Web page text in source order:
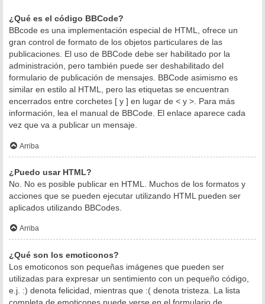
¿Qué es el código BBCode?
BBcode es una implementación especial de HTML, ofrece un
gran control de formato de los objetos particulares de las
publicaciones. El uso de BBCode debe ser habilitado por la
administración, pero también puede ser deshabilitado del
formulario de publicación de mensajes. BBCode asimismo es
similar en estilo al HTML, pero las etiquetas se encuentran
encerrados entre corchetes [ y ] en lugar de < y >. Para más
información, lea el manual de BBCode. El enlace aparece cada
vez que va a publicar un mensaje.
Arriba
¿Puedo usar HTML?
No. No es posible publicar en HTML. Muchos de los formatos y
acciones que se pueden ejecutar utilizando HTML pueden ser
aplicados utilizando BBCodes.
Arriba
¿Qué son los emoticonos?
Los emoticonos son pequeñas imágenes que pueden ser
utilizadas para expresar un sentimiento con un pequeño código,
e.j. :) denota felicidad, mientras que :( denota tristeza. La lista
completa de emoticones puede verse en el formulario de